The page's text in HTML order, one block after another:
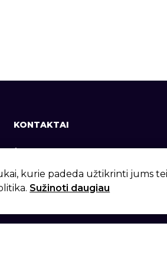
KONTAKTAI
+370 37 337641, +370 37
info@aivita.lt
Svirbygalos g. 6, Kaunas, LT-
kurie padeda užtikrinti jums
Sužinoti daugiau